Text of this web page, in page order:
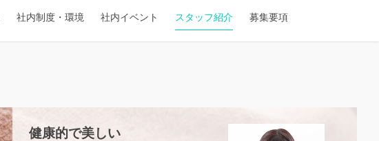
社内制度・環境 社内イベント スタッフ紹介 募集要項
健康的で美しい